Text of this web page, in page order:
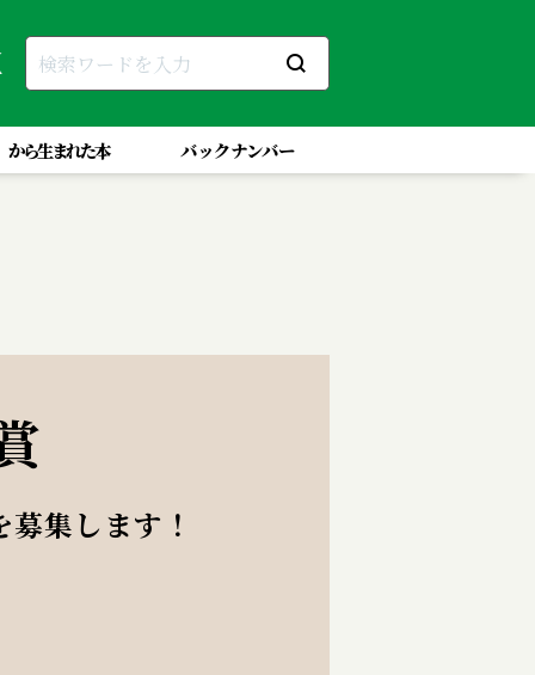
から生まれた本 バックナンバー
集します！